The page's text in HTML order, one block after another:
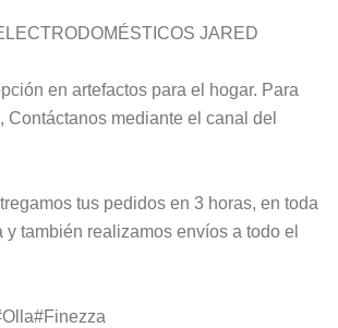
JARED
en artefactos para el hogar. Para
Contáctanos mediante el canal del
tus pedidos en 3 horas, en toda
y también realizamos envíos a todo el